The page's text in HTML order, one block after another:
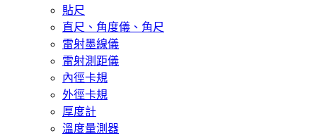
貼尺
直尺、角度儀、角尺
雷射墨線儀
雷射測距儀
內徑卡規
外徑卡規
厚度計
溫度量測器